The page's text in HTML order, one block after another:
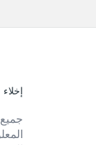
الفوتر